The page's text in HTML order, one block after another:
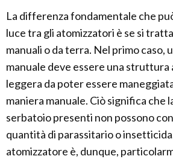
La differenza fondamentale che
luce tra gli atomizzatori è se si
manuali o da terra. Nel primo caso,
manuale deve essere una struttura
leggera da poter essere
maniera manuale. Ciò significa che
serbatoio presenti non possono
quantità di parassitario o
atomizzatore è, dunque,